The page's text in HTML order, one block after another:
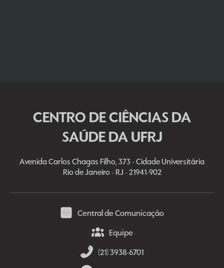
CENTRO DE CIÊNCIAS DA
SAÚDE DA UFRJ
Avenida Carlos Chagas Filho, 373 - Cidade Universitária
Rio de Janeiro - RJ - 21941-902
Central de Comunicação
Equipe
(21) 3938-6701